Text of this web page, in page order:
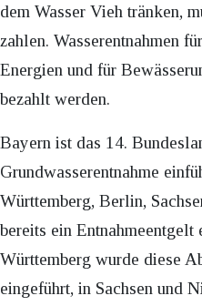
dem Wasser Vieh tränken,
zahlen. Wasserentnahmen
Energien und für
bezahlt werden.
Bayern ist das 14.
Grundwasserentnahme
Württemberg, Berlin,
bereits ein Entnahmeentgelt
Württemberg wurde diese
eingeführt, in Sachsen und